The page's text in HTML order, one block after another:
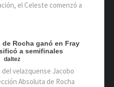
el Celeste comenzó a
de Rocha ganó en Fray
a semifinales
daltez
del velazquense Jacobo
Absoluta de Rocha